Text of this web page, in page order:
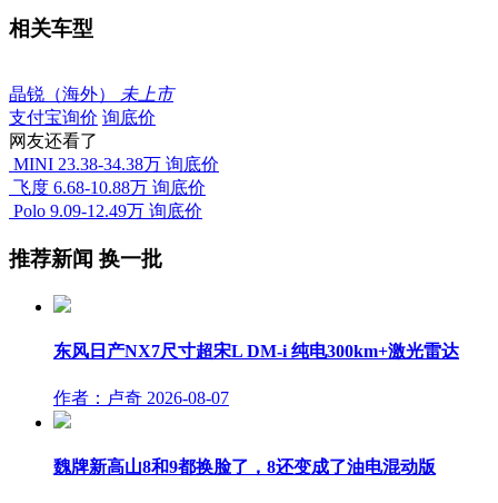
相关车型
晶锐（海外）
未上市
支付宝询价 询底价
网友还看了
MINI 23.38-34.38万 询底价
飞度 6.68-10.88万 询底价
Polo 9.09-12.49万 询底价
推荐新闻 换一批
东风日产NX7尺寸超宋L DM-i 纯电300km+激光雷达
作者：卢奇 2026-08-07
魏牌新高山8和9都换脸了，8还变成了油电混动版